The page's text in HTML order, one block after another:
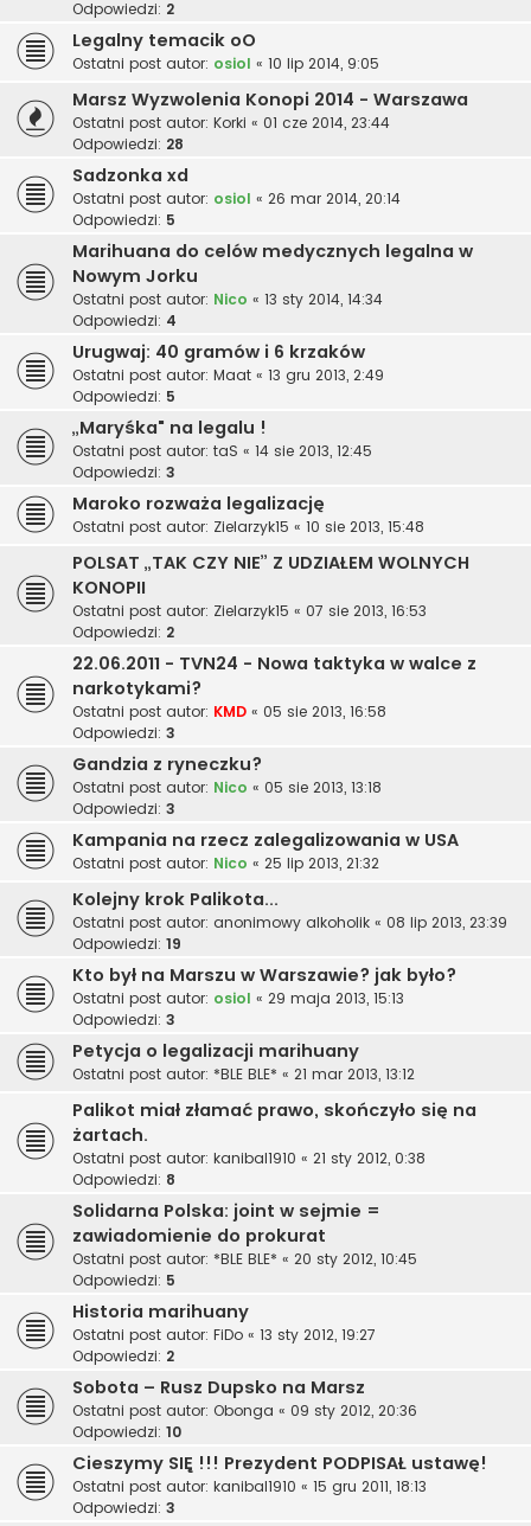
Odpowiedzi: 2
Legalny temacik oO
Ostatni post autor: osiol « 10 lip 2014, 9:05
Marsz Wyzwolenia Konopi 2014 - Warszawa
Ostatni post autor: Korki « 01 cze 2014, 23:44
Odpowiedzi: 28
Sadzonka xd
Ostatni post autor: osiol « 26 mar 2014, 20:14
Odpowiedzi: 5
Marihuana do celów medycznych legalna w
Nowym Jorku
Ostatni post autor: Nico « 13 sty 2014, 14:34
Odpowiedzi: 4
Urugwaj: 40 gramów i 6 krzaków
Ostatni post autor: Maat « 13 gru 2013, 2:49
Odpowiedzi: 5
„Maryśka" na legalu !
Ostatni post autor: taS « 14 sie 2013, 12:45
Odpowiedzi: 3
Maroko rozważa legalizację
Ostatni post autor: Zielarzyk15 « 10 sie 2013, 15:48
POLSAT „TAK CZY NIE” Z UDZIAŁEM WOLNYCH
KONOPII
Ostatni post autor: Zielarzyk15 « 07 sie 2013, 16:53
Odpowiedzi: 2
22.06.2011 - TVN24 - Nowa taktyka w walce z
narkotykami?
Ostatni post autor: KMD « 05 sie 2013, 16:58
Odpowiedzi: 3
Gandzia z ryneczku?
Ostatni post autor: Nico « 05 sie 2013, 13:18
Odpowiedzi: 3
Kampania na rzecz zalegalizowania w USA
Ostatni post autor: Nico « 25 lip 2013, 21:32
Kolejny krok Palikota...
Ostatni post autor: anonimowy alkoholik « 08 lip 2013, 23:39
Odpowiedzi: 19
Kto był na Marszu w Warszawie? jak było?
Ostatni post autor: osiol « 29 maja 2013, 15:13
Odpowiedzi: 3
Petycja o legalizacji marihuany
Ostatni post autor: *BLE BLE* « 21 mar 2013, 13:12
Palikot miał złamać prawo, skończyło się na
żartach.
Ostatni post autor: kanibal1910 « 21 sty 2012, 0:38
Odpowiedzi: 8
Solidarna Polska: joint w sejmie =
zawiadomienie do prokurat
Ostatni post autor: *BLE BLE* « 20 sty 2012, 10:45
Odpowiedzi: 5
Historia marihuany
Ostatni post autor: FiDo « 13 sty 2012, 19:27
Odpowiedzi: 2
Sobota – Rusz Dupsko na Marsz
Ostatni post autor: Obonga « 09 sty 2012, 20:36
Odpowiedzi: 10
Cieszymy SIĘ !!! Prezydent PODPISAŁ ustawę!
Ostatni post autor: kanibal1910 « 15 gru 2011, 18:13
Odpowiedzi: 3